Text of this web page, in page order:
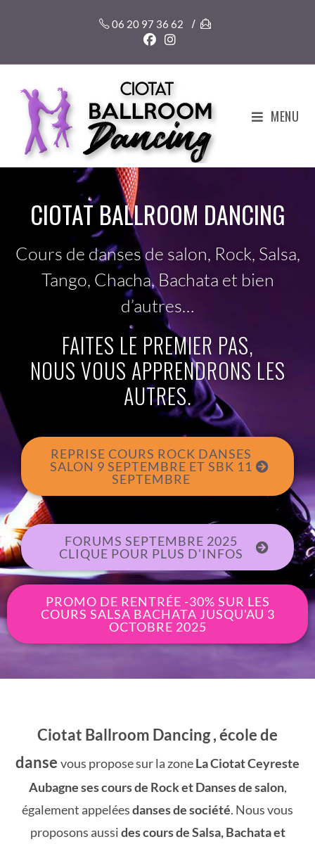
06 20 97 36 62 /
MENU
CIOTAT BALLROOM DANCING
Cours de danses de salon, Rock, Salsa,
Tango, Chacha, Bachata et bien
d’autres…
FAITES LE PREMIER PAS,
NOUS VOUS APPRENDRONS LES
AUTRES.
REPRISE COURS ROCK DANSES
SALON 9 SEPTEMBRE ET SBK 11
SEPTEMBRE
FORUMS SEPTEMBRE 2025
CLIQUE POUR PLUS D'INFOS
PROMO DE RENTRÉE -30% SUR LES
COURS SALSA BACHATA JUSQU'AU 3
OCTOBRE 2025
Ciotat Ballroom Dancing , école de
danse vous propose sur la zoneLa Ciotat Ceyreste
Aubagne ses cours de Rock et Danses de salon,
également appeléesdanses de société. Nous vous
proposons aussides cours de Salsa, Bachata et